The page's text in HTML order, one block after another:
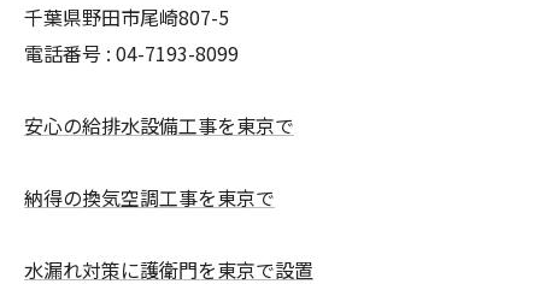
千葉県野田市尾崎807-5
電話番号 : 04-7193-8099
安心の給排水設備工事を東京で
納得の換気空調工事を東京で
水漏れ対策に護衛門を東京で設置